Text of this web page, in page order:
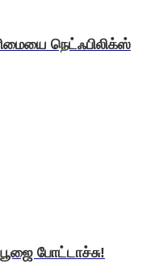
நெட்ஃபிலிக்ஸ்
போட்டாச்சு!